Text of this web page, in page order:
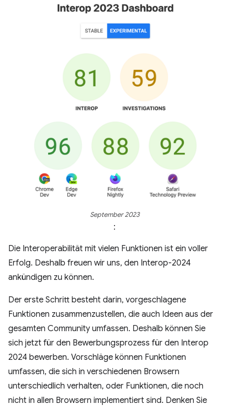
September 2023
:
Die Interoperabilität mit vielen Funktionen ist ein voller
Erfolg. Deshalb freuen wir uns, den Interop-2024
ankündigen zu können.
Der erste Schritt besteht darin, vorgeschlagene
Funktionen zusammenzustellen, die auch Ideen aus der
gesamten Community umfassen. Deshalb können Sie
sich jetzt für den Bewerbungsprozess für den Interop
2024 bewerben. Vorschläge können Funktionen
umfassen, die sich in verschiedenen Browsern
unterschiedlich verhalten, oder Funktionen, die noch
nicht in allen Browsern implementiert sind. Denken Sie